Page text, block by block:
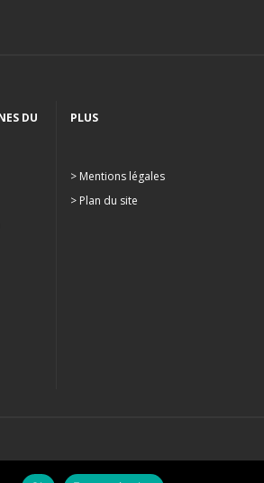
DU
PLUS
> Mentions légales
> Plan du site